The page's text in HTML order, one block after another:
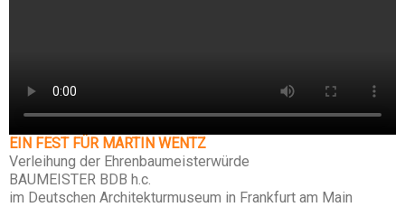
EIN FEST FÜR MARTIN WENTZ
Verleihung der Ehrenbaumeisterwürde
BAUMEISTER BDB h.c.
im Deutschen Architekturmuseum in Frankfurt am Main